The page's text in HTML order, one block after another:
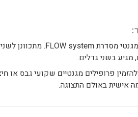
ספוט מגנטי מסדרת FLOW system. מתכוונן לשני
מגיע בשני גדלים.
פרופילים מגנטיים שקועי גבס או
אישית באולם התצוגה.